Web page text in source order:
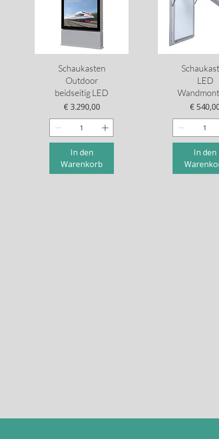
Schnellansicht
Schaukasten
Outdoor
beidseitig LED
Preis
€ 3.290,00
In den
Warenkorb
LED
Preis
€
In den